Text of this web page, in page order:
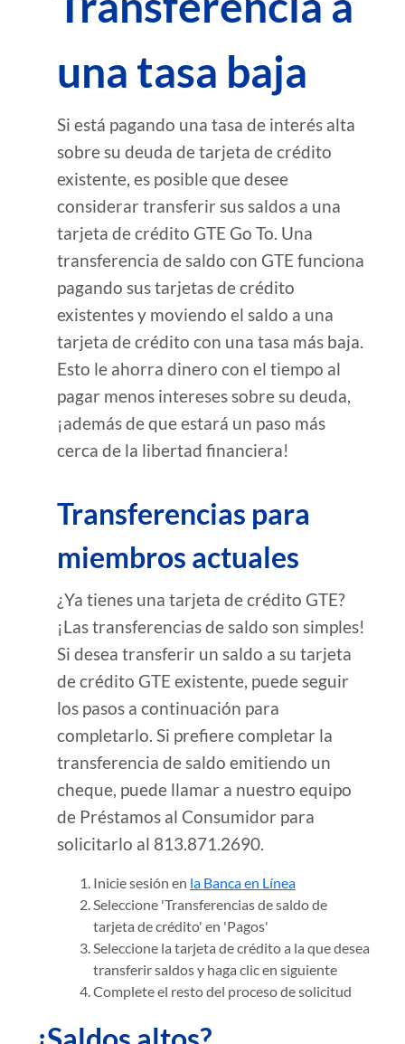
una tasa baja
Si está pagando una tasa de interés alta
sobre su deuda de tarjeta de crédito
existente, es posible que desee
considerar transferir sus saldos a una
tarjeta de crédito GTE Go To. Una
transferencia de saldo con GTE funciona
pagando sus tarjetas de crédito
existentes y moviendo el saldo a una
tarjeta de crédito con una tasa más baja.
Esto le ahorra dinero con el tiempo al
pagar menos intereses sobre su deuda,
¡además de que estará un paso más
cerca de la libertad financiera!
Transferencias para
miembros actuales
¿Ya tienes una tarjeta de crédito GTE?
¡Las transferencias de saldo son simples!
Si desea transferir un saldo a su tarjeta
de crédito GTE existente, puede seguir
los pasos a continuación para
completarlo. Si prefiere completar la
transferencia de saldo emitiendo un
cheque, puede llamar a nuestro equipo
de Préstamos al Consumidor para
solicitarlo al 813.871.2690.
Inicie sesión en la Banca en Línea
Seleccione 'Transferencias de saldo de
tarjeta de crédito' en 'Pagos'
Seleccione la tarjeta de crédito a la que desea
transferir saldos y haga clic en siguiente
Complete el resto del proceso de solicitud